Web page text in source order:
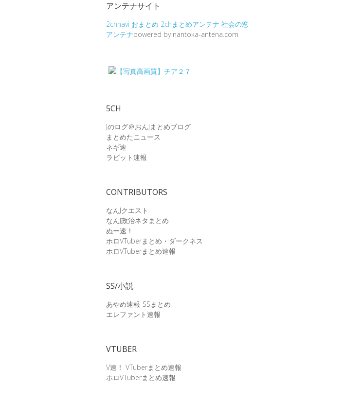
アンテナサイト
2chnavi おまとめ 2chまとめアンテナ 社会の窓
アンテナpowered by nantoka-antena.com
5CH
Jのログ＠おんJまとめブログ
まとめたニュース
ネギ速
ラビット速報
CONTRIBUTORS
なんJクエスト
なんJ政治ネタまとめ
ぬー速！
ホロVTuberまとめ・ダークネス
ホロVTuberまとめ速報
SS/小説
あやめ速報-SSまとめ-
エレファント速報
VTUBER
V速！ VTuberまとめ速報
ホロVTuberまとめ速報